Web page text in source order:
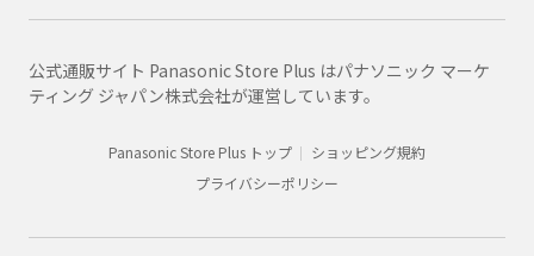
公式通販サイト Panasonic Store Plus はパナソニック マーケ
ティング ジャパン株式会社が運営しています。
Panasonic Store Plus トップ
ショッピング規約
プライバシーポリシー